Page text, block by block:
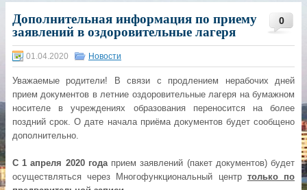
0
Дополнительная информация по приему
заявлений в оздоровительные лагеря
01.04.2020 Новости
Уважаемые родители! В связи с продлением нерабочих дней
прием документов в летние оздоровительные лагеря на бумажном
носителе в учреждениях образования переносится на более
поздний срок. О дате начала приёма документов будет сообщено
дополнительно.
С 1 апреля 2020 годаприем заявлений (пакет документов) будет
осуществляться через Многофункциональный центр только по